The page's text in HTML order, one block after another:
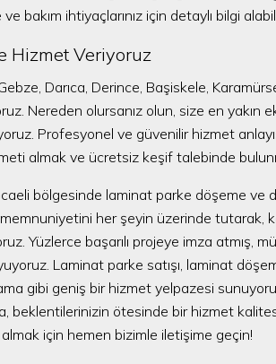
bakım ihtiyaçlarınız için detaylı bilgi
Hizmet Veriyoruz
Darıca, Derince, Başiskele,
Nereden olursanız olun, size en yakın
Profesyonel ve güvenilir hizmet
almak ve ücretsiz keşif talebinde
bölgesinde laminat parke döşeme ve
her şeyin üzerinde tutarak,
Yüzlerce başarılı projeye imza atmış,
Laminat parke satışı, laminat
gibi geniş bir hizmet yelpazesi
beklentilerinizin ötesinde bir hizmet
için hemen bizimle iletişime geçin!